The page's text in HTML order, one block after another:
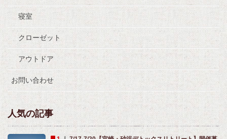
寝室
クローゼット
アウトドア
お問い合わせ
人気の記事